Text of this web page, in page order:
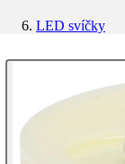
LED svíčky